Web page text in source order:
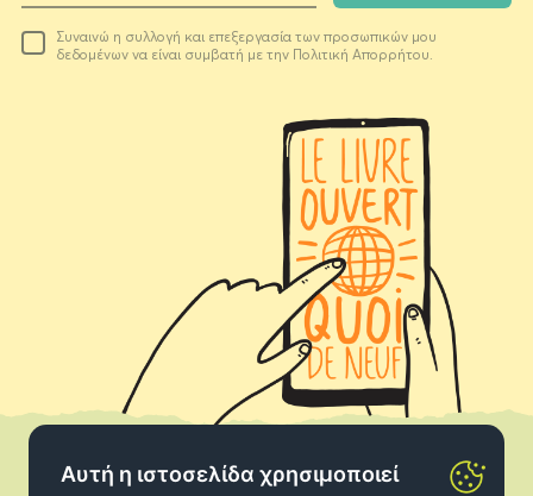
Αυτή η ιστοσελίδα χρησιμοποιεί
email
σας
Συναινώ η συλλογή και επεξεργασία των προσωπικών μου
δεδομένων να είναι συμβατή με την Πολιτική Απορρήτου.